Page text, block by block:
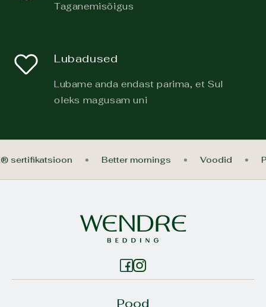
Taganemisõigus
Lubadused
Lubame anda endast parima, et Sul
oleks magusam uni
sertifikatsioon Better mornings Voodid
Pood